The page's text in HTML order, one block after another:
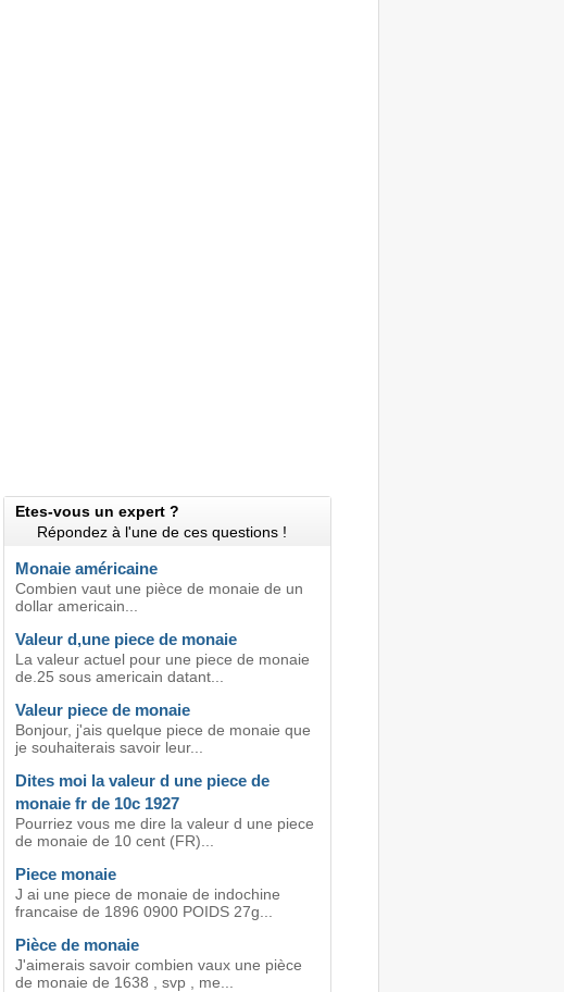
Etes-vous un expert ?
Répondez à l'une de ces questions !
Monaie américaine
Combien vaut une pièce de monaie de un
dollar americain...
Valeur d,une piece de monaie
La valeur actuel pour une piece de monaie
de.25 sous americain datant...
Valeur piece de monaie
Bonjour, j'ais quelque piece de monaie que
je souhaiterais savoir leur...
Dites moi la valeur d une piece de
monaie fr de 10c 1927
Pourriez vous me dire la valeur d une piece
de monaie de 10 cent (FR)...
Piece monaie
J ai une piece de monaie de indochine
francaise de 1896 0900 POIDS 27g...
Pièce de monaie
J'aimerais savoir combien vaux une pièce
de monaie de 1638 , svp , me...